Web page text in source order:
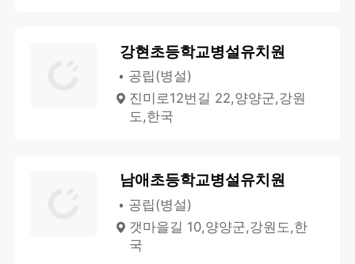
강현초등학교병설유치원
공립(병설)
진미로12번길 22,양양군,강원
도,한국
남애초등학교병설유치원
공립(병설)
갯마을길 10,양양군,강원도,한
국